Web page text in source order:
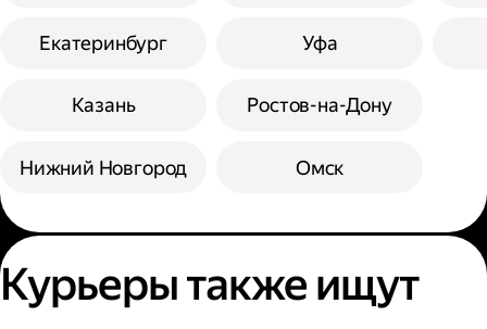
Екатеринбург
Казань
Нижний Новгород
Уфа
Ростов-на-Дону
Омск
Курьеры также ищут